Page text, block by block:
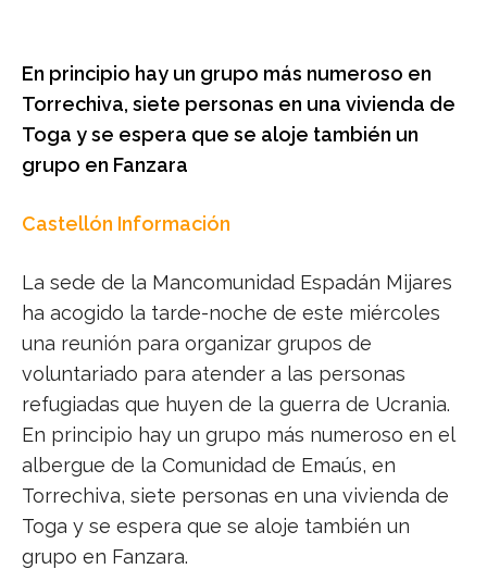
En principio hay un grupo más numeroso en
Torrechiva, siete personas en una vivienda de
Toga y se espera que se aloje también un
grupo en Fanzara
Castellón Información
La sede de la Mancomunidad Espadán Mijares
ha acogido la tarde-noche de este miércoles
una reunión para organizar grupos de
voluntariado para atender a las personas
refugiadas que huyen de la guerra de Ucrania.
En principio hay un grupo más numeroso en el
albergue de la Comunidad de Emaús, en
Torrechiva, siete personas en una vivienda de
Toga y se espera que se aloje también un
grupo en Fanzara.